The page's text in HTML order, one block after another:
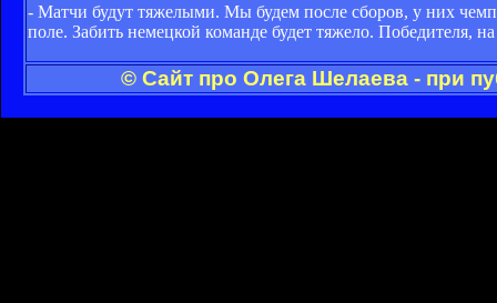
- Матчи будут тяжелыми. Мы будем после сборов, у них
поле. Забить немецкой команде будет тяжело. Победителя,
© Сайт про Олега Шелаева - при